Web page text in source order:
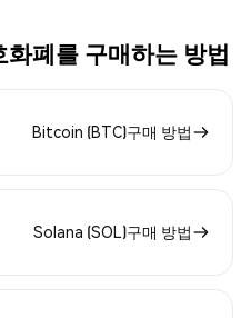
폐를 구매하는 방법
Bitcoin (BTC)구매 방법
Solana (SOL)구매 방법